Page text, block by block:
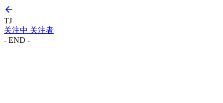
TJ
关注中 关注者
- END -